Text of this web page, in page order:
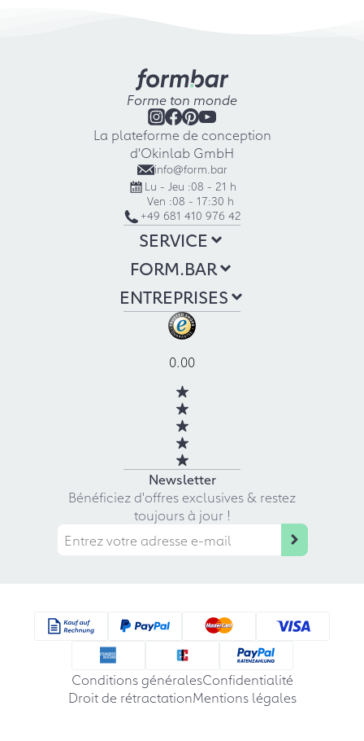
Forme ton monde
La plateforme de conception
d'Okinlab GmbH
info@form.bar
Lu - Jeu :08 - 21 h
Ven :08 - 17:30 h
+49 681 410 976 42
SERVICE
FORM.BAR
ENTREPRISES
0.00
Newsletter
Bénéficiez d'offres exclusives & restez
toujours à jour !
Conditions généralesConfidentialité
Droit de rétractationMentions légales